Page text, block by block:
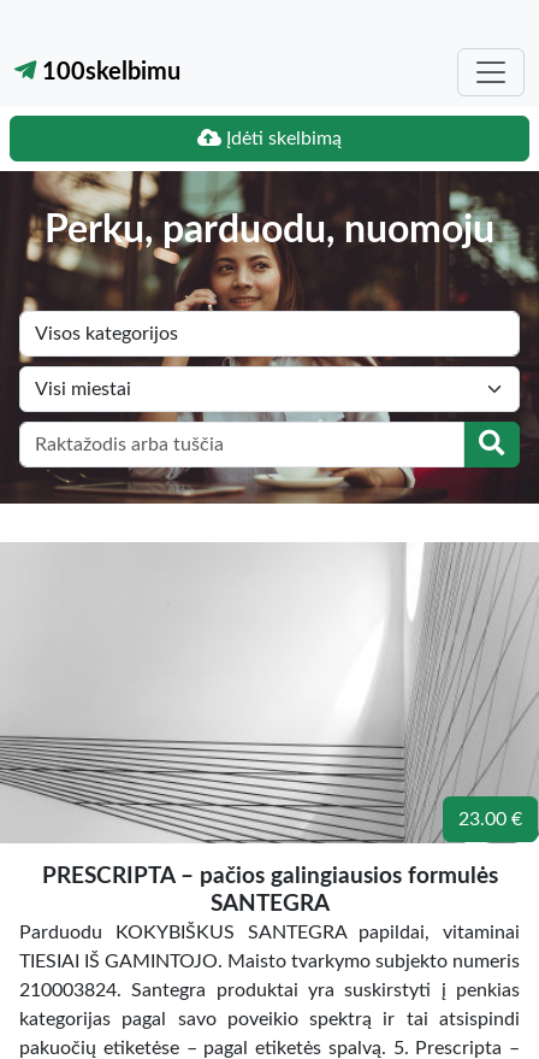
100skelbimu
Įdėti skelbimą
Perku, parduodu, nuomoju
23.00 €
PRESCRIPTA – pačios galingiausios formulės
SANTEGRA
Parduodu KOKYBIŠKUS SANTEGRA papildai, vitaminai
TIESIAI IŠ GAMINTOJO. Maisto tvarkymo subjekto numeris
210003824. Santegra produktai yra suskirstyti į penkias
kategorijas pagal savo poveikio spektrą ir tai atsispindi
pakuočių etiketėse – pagal etiketės spalvą. 5. Prescripta –